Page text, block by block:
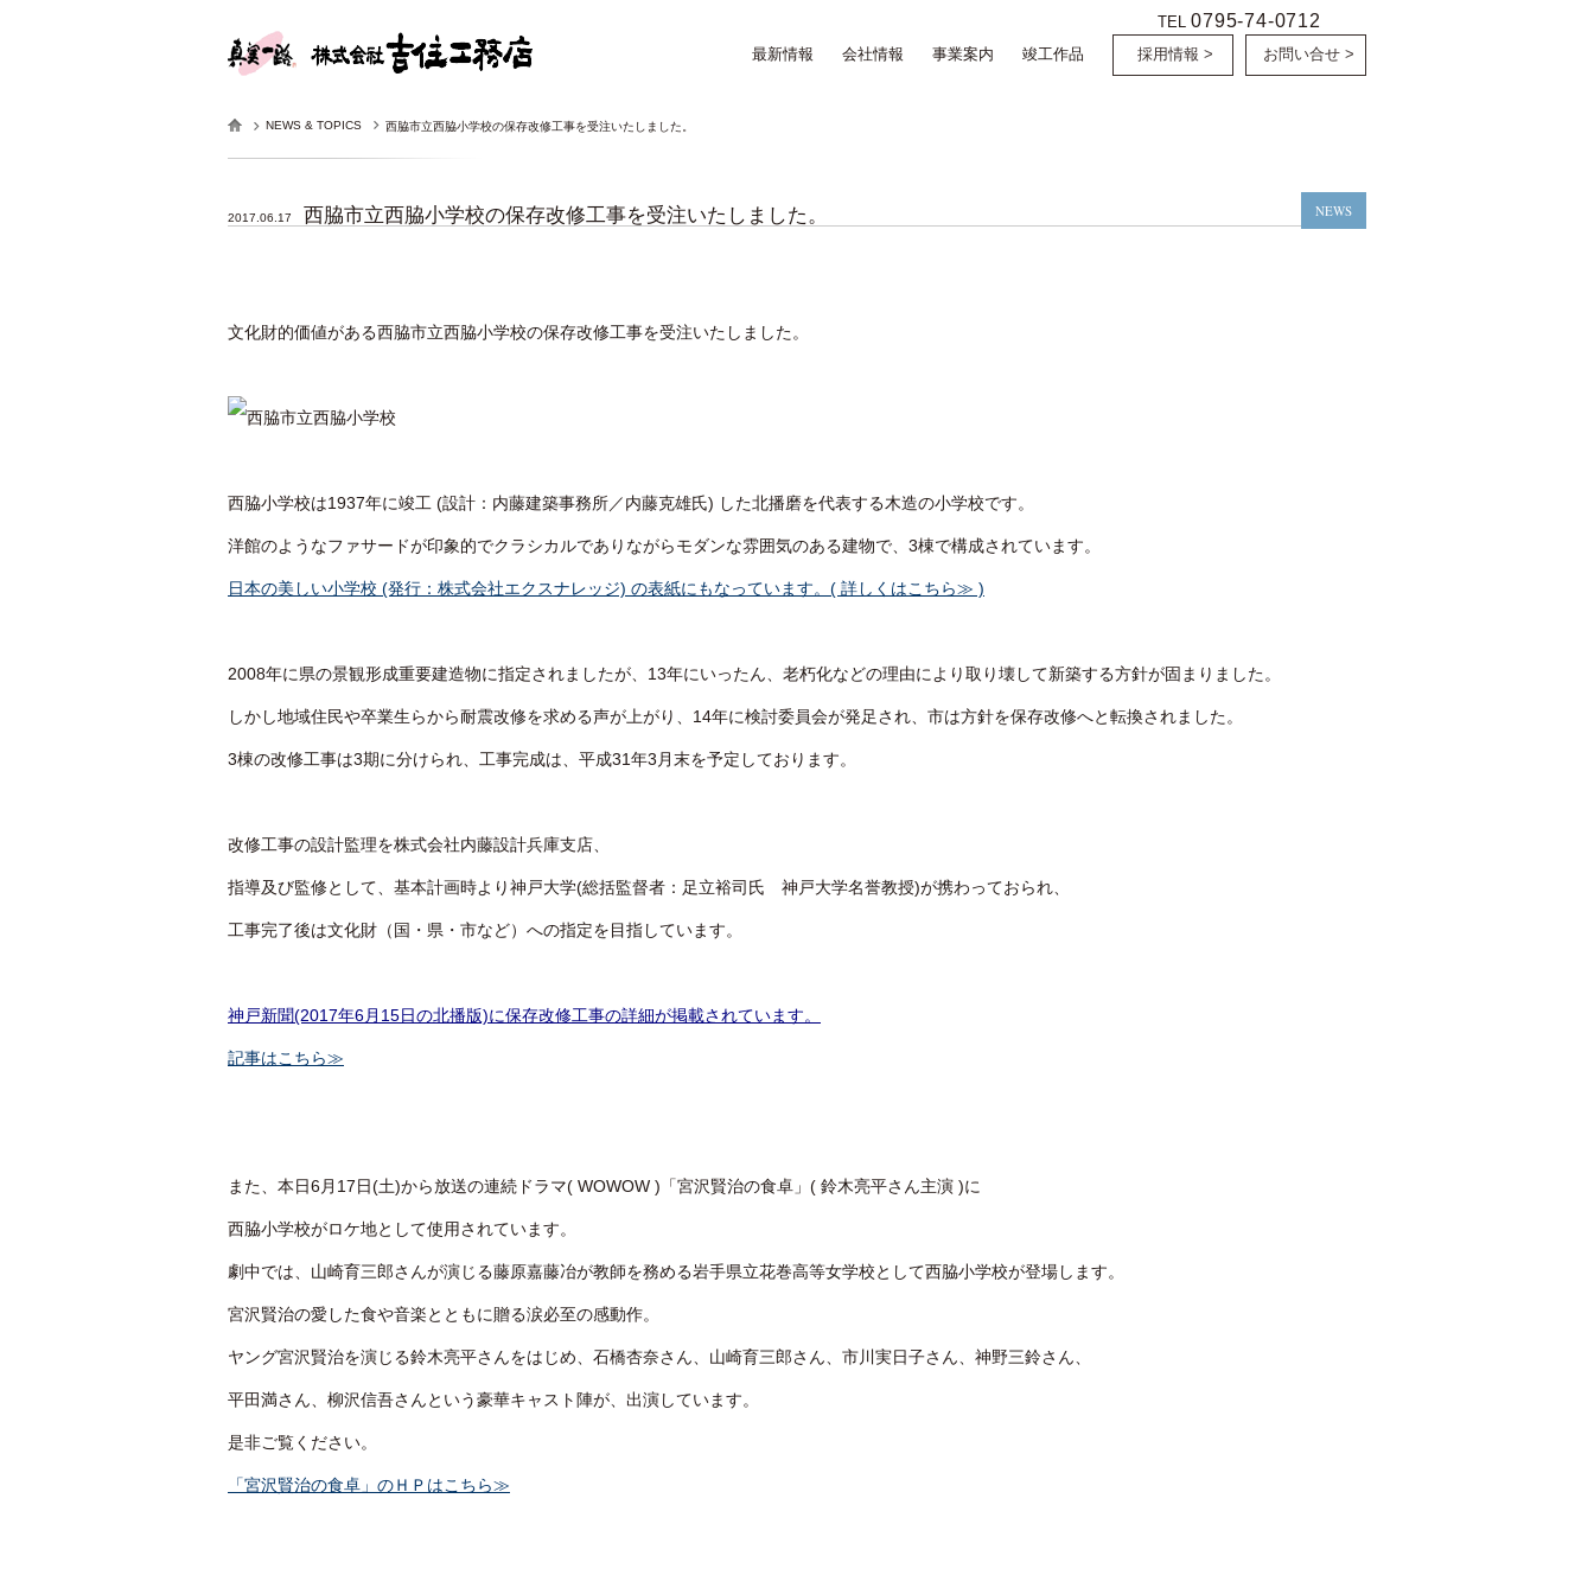
最新情報 会社情報 事業案内 竣工作品
TEL0795-74-0712
採用情報 > お問い合せ >
NEWS & TOPICS 西脇市立西脇小学校の保存改修工事を受注いたしました。
2017.06.17 西脇市立西脇小学校の保存改修工事を受注いたしました。 NEWS
文化財的価値がある西脇市立西脇小学校の保存改修工事を受注いたしました。
西脇小学校は1937年に竣工 (設計：内藤建築事務所／内藤克雄氏) した北播磨を代表する木造の小学校です。
洋館のようなファサードが印象的でクラシカルでありながらモダンな雰囲気のある建物で、3棟で構成されています。
日本の美しい小学校 (発行：株式会社エクスナレッジ) の表紙にもなっています。 ( 詳しくはこちら≫ )
2008年に県の景観形成重要建造物に指定されましたが、13年にいったん、老朽化などの理由により取り壊して新築する方針が固まりました。
しかし地域住民や卒業生らから耐震改修を求める声が上がり、14年に検討委員会が発足され、市は方針を保存改修へと転換されました。
3棟の改修工事は3期に分けられ、工事完成は、平成31年3月末を予定しております。
改修工事の設計監理を株式会社内藤設計兵庫支店、
指導及び監修として、基本計画時より神戸大学(総括監督者：足立裕司氏 神戸大学名誉教授)が携わっておられ、
工事完了後は文化財（国・県・市など）への指定を目指しています。
神戸新聞(2017年6月15日の北播版)に保存改修工事の詳細が掲載されています。
記事はこちら≫
また、本日6月17日(土)から放送の連続ドラマ( WOWOW )「宮沢賢治の食卓」( 鈴木亮平さん主演 )に
西脇小学校がロケ地として使用されています。
劇中では、山崎育三郎さんが演じる藤原嘉藤冶が教師を務める岩手県立花巻高等女学校として西脇小学校が登場します。
宮沢賢治の愛した食や音楽とともに贈る涙必至の感動作。
ヤング宮沢賢治を演じる鈴木亮平さんをはじめ、石橋杏奈さん、山崎育三郎さん、市川実日子さん、神野三鈴さん、
平田満さん、柳沢信吾さんという豪華キャスト陣が、出演しています。
是非ご覧ください。
「宮沢賢治の食卓」のＨＰはこちら≫